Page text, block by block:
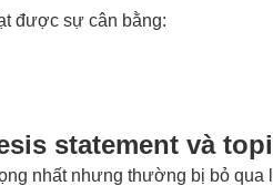
được sự cân bằng:
statement và
nhất nhưng thường bị bỏ